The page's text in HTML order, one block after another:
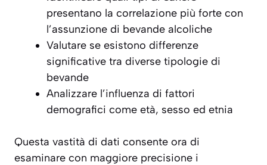
presentano la correlazione più forte con
l’assunzione di bevande alcoliche
Valutare se esistono differenze
significative tra diverse tipologie di
bevande
Analizzare l’influenza di fattori
demografici come età, sesso ed etnia
Questa vastità di dati consente ora di
esaminare con maggiore precisione i